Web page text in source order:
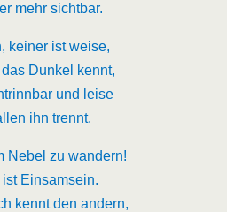
mehr sichtbar.
keiner ist weise,
Dunkel kennt,
und leise
ihn trennt.
Nebel zu wandern!
ist Einsamsein.
kennt den andern,